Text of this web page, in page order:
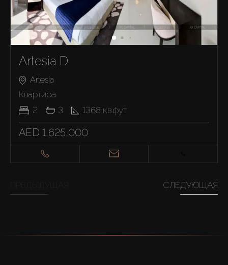
Artesia D
Artesia
Квартира
2
3 1368 кв.фут
AED 1,625,000
СЛЕДУЮЩАЯ